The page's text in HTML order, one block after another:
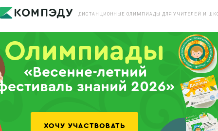
ДИСТАНЦИОННЫЕ ОЛИМПИАДЫ ДЛЯ УЧИТЕЛЕЙ И
«Весенне-летний
знаний 2026»